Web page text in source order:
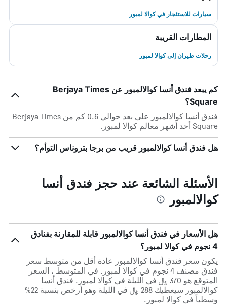
سيارات للاستئجار في كوالا لمبور
المطارات القريبة
رحلات طيران إلى كوالا لمبور
كم يبعد فندق أنسا كوالالمبور عن Berjaya Times
Square؟
فندق أنسا كوالالمبور على بعد حوالي 0.6 كم من Berjaya Times
Square أحد أشهر معالم كوالا لمبور.
هل فندق أنسا كوالالمبور قريب من برجا بتروناس التوأم؟
الأسئلة الشائعة عند حجز فندق أنسا
كوالالمبور
هل الأسعار في فندق أنسا كوالالمبور قابلة للمقارنة بفنادق
4 نجوم في كوالا لمبور؟
يكون سعر فندق أنسا كوالالمبور عادة أقل من متوسط ​​سعر
فندق مصنف 4 نجوم في كوالا لمبور. في المتوسط ، السعر
المتوقع هو 370 ﷼ في الليلة في كوالا لمبور. فندق أنسا
كوالالمبور سيعطيك 288 ﷼ في الليلة وهو أرخص بنسبة 22%
وسطياً في كوالا لمبور.